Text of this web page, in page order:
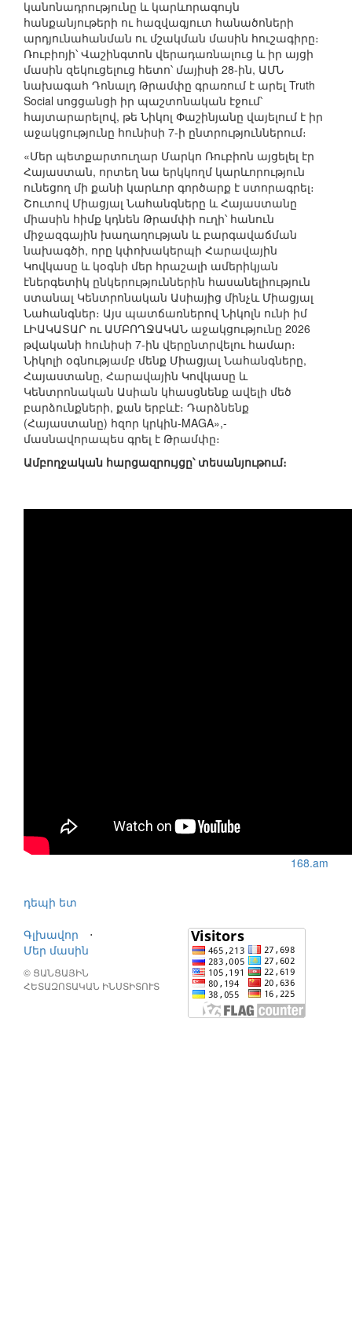
կանոնադրությունը և կարևորագույն
հանքանյութերի ու հազվագյուտ հանածոների
արդյունահանման ու մշակման մասին հուշագիրը։
Ռուբիոյի՝ Վաշինգտոն վերադառնալուց և իր այցի
մասին զեկուցելուց հետո՝ մայիսի 28-ին, ԱՄՆ
նախագահ Դոնալդ Թրամփը գրառում է արել Truth
Social սոցցանցի իր պաշտոնական էջում՝
հայտարարելով, թե Նիկոլ Փաշինյանը վայելում է իր
աջակցությունը հունիսի 7-ի ընտրություններում։
«Մեր պետքարտուղար Մարկո Ռուբիոն այցելել էր
Հայաստան, որտեղ նա երկկողմ կարևորություն
ունեցող մի քանի կարևոր գործարք է ստորագրել։
Շուտով Միացյալ Նահանգները և Հայաստանը
միասին հիմք կդնեն Թրամփի ուղի՝ հանուն
միջազգային խաղաղության և բարգավաճման
նախագծի, որը կփոխակերպի Հարավային
Կովկասը և կօգնի մեր հրաշալի ամերիկյան
էներգետիկ ընկերություններին հասանելիություն
ստանալ Կենտրոնական Ասիայից մինչև Միացյալ
Նահանգներ։ Այս պատճառներով Նիկոլն ունի իմ
ԼԻԱԿԱՏԱՐ ու ԱՄԲՈՂՋԱԿԱՆ աջակցությունը 2026
թվականի հունիսի 7-ին վերընտրվելու համար։
Նիկոլի օգնությամբ մենք Միացյալ Նահանգները,
Հայաստանը, Հարավային Կովկասը և
Կենտրոնական Ասիան կհասցնենք ավելի մեծ
բարձունքների, քան երբևէ։ Դարձնենք
(Հայաստանը) հզոր կրկին-MAGA»,-
մասնավորապես գրել է Թրամփը։
Ամբողջական հարցազրույցը՝ տեսանյութում։
168.am
դեպի ետ
Գլխավոր
⋅
Մեր մասին
© ՑԱՆՑԱՅԻՆ
ՀԵՏԱԶՈՏԱԿԱՆ ԻՆՍՏԻՏՈՒՏ